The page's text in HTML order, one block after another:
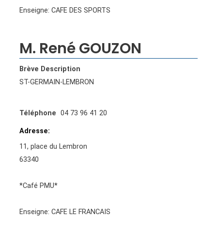
Enseigne: CAFE DES SPORTS
M. René GOUZON
Brève Description
ST-GERMAIN-LEMBRON
Téléphone 04 73 96 41 20
11, place du Lembron
63340
*Café PMU*
Enseigne: CAFE LE FRANCAIS